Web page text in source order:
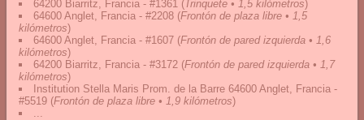
64200 Biarritz, Francia - #1361 (Trinquete • 1,5 kilómetros)
64600 Anglet, Francia - #2208 (Frontón de plaza libre • 1,5
kilómetros)
64600 Anglet, Francia - #1607 (Frontón de pared izquierda • 1,6
kilómetros)
64200 Biarritz, Francia - #3172 (Frontón de pared izquierda • 1,7
kilómetros)
Institution Stella Maris Prom. de la Barre 64600 Anglet, Francia -
#5519 (Frontón de plaza libre • 1,9 kilómetros)
...